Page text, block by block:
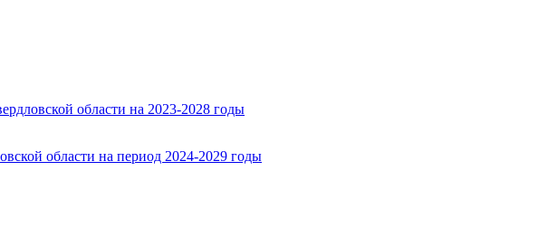
области на 2023-2028 годы
области на период 2024-2029 годы